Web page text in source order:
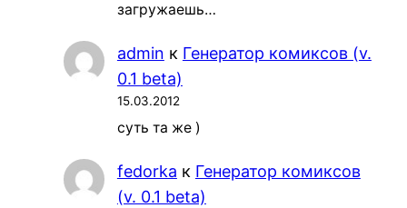
загружаешь…
admin к Генератор комиксов (v.
0.1 beta)
15.03.2012
суть та же )
fedorka к Генератор комиксов
(v. 0.1 beta)